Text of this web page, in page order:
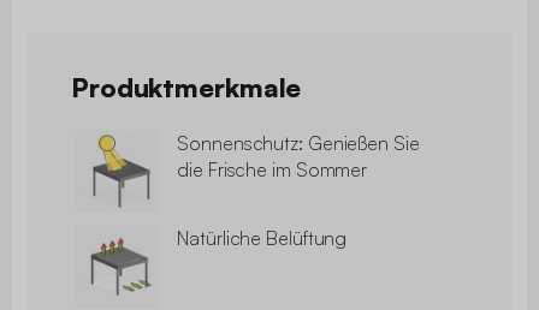
Produktmerkmale
Sonnenschutz: Genießen Sie
die Frische im Sommer
Natürliche Belüftung